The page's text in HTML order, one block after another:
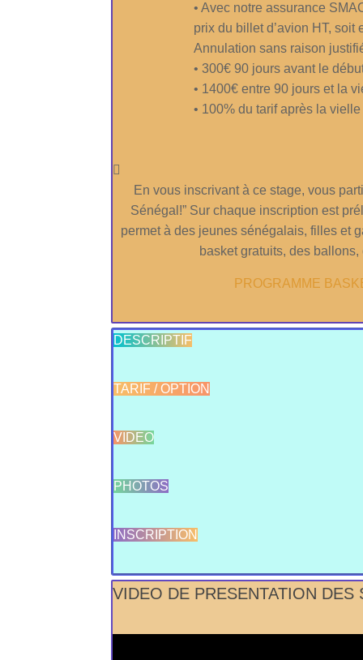
• Avec notre assurance
prix du billet d’avion HT,
Annulation sans raison
• 300€ 90 jours avant le
• 1400€ entre 90 jours et la
• 100% du tarif après la
En vous inscrivant à ce stage, vous
Sénégal!” Sur chaque inscription est
permet à des jeunes sénégalais, filles et
basket gratuits, des
PROGRAMME
DESCRIPTIF
TARIF / OPTION
VIDEO
PHOTOS
INSCRIPTION
VIDEO DE PRESENTATION DES